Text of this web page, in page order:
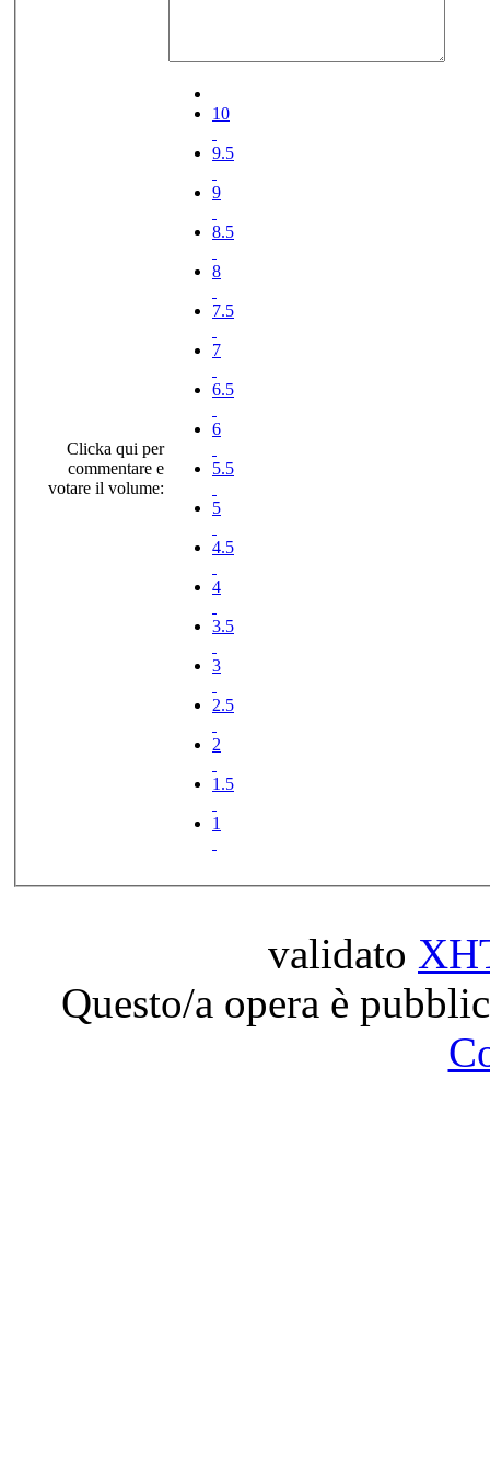
Clicka qui per
commentare e
votare il volume:
10
9.5
9
8.5
8
7.5
7
6.5
6
5.5
5
4.5
4
3.5
3
2.5
2
1.5
1
validato
Questo/a opera è